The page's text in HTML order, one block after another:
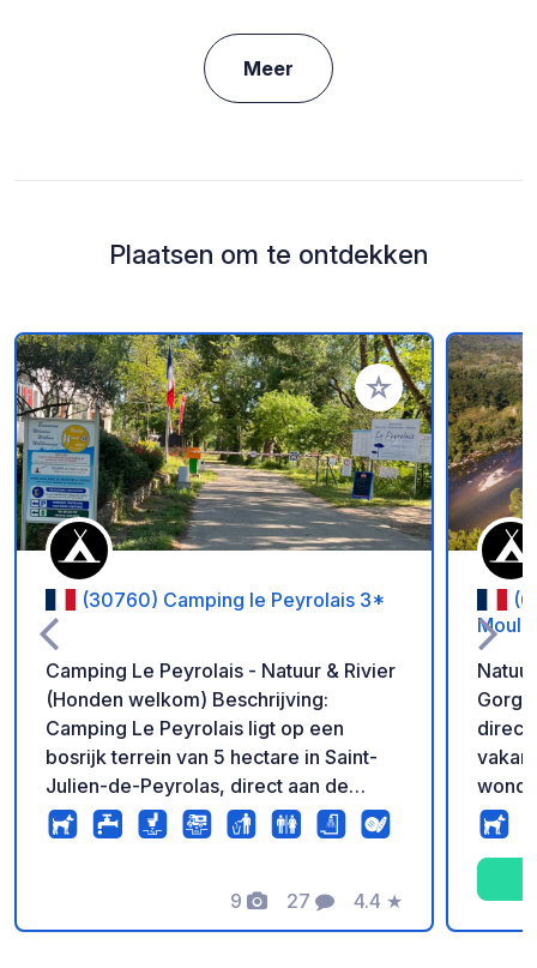
Meer
Plaatsen om te ontdekken
Voeg toe aan je
(30760) Camping le Peyrolais 3*
Camping Le Peyrolais - Natuur & Rivier
(Honden welkom) Beschrijving:
Camping Le Peyrolais ligt op een
bosrijk terrein van 5 hectare in Saint-
Julien-de-Peyrolas, direct aan de
ingang van de Ardèche-kloof. De
camping biedt ruime, schaduwrijke
omgeving, ver weg van de drukte.
9
Foto's
27
Commentaren
4.4
Beoordeling
★
Moulin